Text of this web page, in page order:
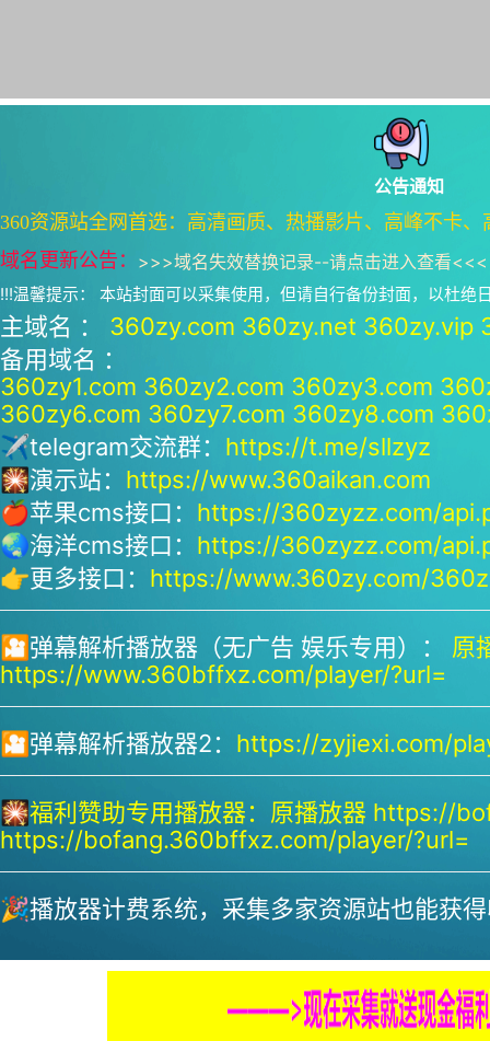
公告通知
360资源站全网首选：高清画质、热播影片、高峰不卡
域名更新公告： >>>域名失效替换记录--请点击进入查看<<<
!!!温馨提示： 本站封面可以采集使用，但请自行备份封面，以杜绝
主域名 ： 360zy.com 360zy.net 360zy.vip
备用域名 ：
360zy1.com 360zy2.com 360zy3.com
360zy6.com 360zy7.com 360zy8.com
✈telegram交流群： https://t.me/sllzyz
🎇演示站： https://www.360aikan.com
🍎苹果cms接口： https://360zyzz.com/
🌏海洋cms接口： https://360zyzz.com/
👉更多接口： https://www.360zy.com/
🎦弹幕解析播放器（无广告 娱乐专用）： 原
https://www.360bffxz.com/player/?url=
🎦弹幕解析播放器2： https://zyjiexi.com/
🎇福利赞助专用播放器： 原播放器 https://
https://bofang.360bffxz.com/player/?url=
🎉播放器计费系统，采集多家资源站也能获